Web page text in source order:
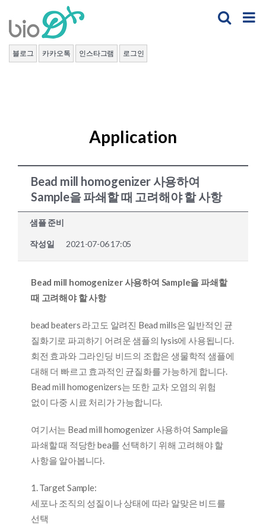
content
블로그 카카오톡 인스타그램 로그인
Application
Bead mill homogenizer 사용하여
Sample을 파쇄할 때 고려해야 할 사항
샘플 준비
작성일 2021-07-06 17:05
Bead mill homogenizer사용하여 Sample을 파쇄할
때 고려해야 할사항
bead beaters 라고도 알려진 Bead mills은 일반적인 균
질화기로 파괴하기 어려운 샘플의 lysis에 사용됩니다.
회전 효과와 그라인딩 비드의 조합은 생물학적 샘플에
대해 더 빠르고 효과적인 균질화를 가능하게 합니다.
Bead mill homogenizers는 또한 교차 오염의 위험
없이 다중 시료 처리가 가능합니다.
여기서는 Bead mill homogenizer 사용하여 Sample을
파쇄할 때 적당한 bea를 선택하기 위해 고려해야 할
사항을 알아봅니다.
1. Target Sample:
세포나 조직의 성질이나 상태에 따라 알맞은 비드를
선택